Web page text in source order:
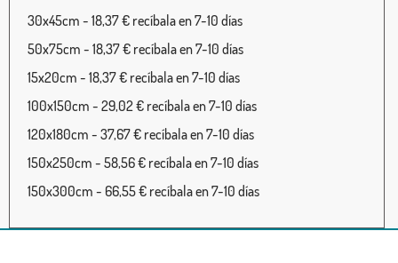
30x45cm - 18,37 € recíbala en 7-10 días
50x75cm - 18,37 € recíbala en 7-10 días
15x20cm - 18,37 € recíbala en 7-10 días
100x150cm - 29,02 € recíbala en 7-10 días
120x180cm - 37,67 € recíbala en 7-10 días
150x250cm - 58,56 € recíbala en 7-10 días
150x300cm - 66,55 € recíbala en 7-10 días